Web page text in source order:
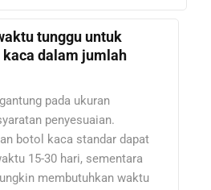
tunggu untuk
kaca dalam jumlah
pada ukuran
penyesuaian.
botol kaca standar dapat
15-30 hari, sementara
membutuhkan waktu